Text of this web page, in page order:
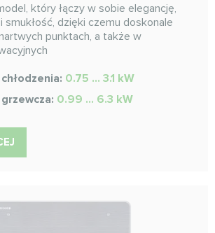
który łączy w sobie elegancję,
dzięki czemu doskonale
punktach, a także w
0.75 ... 3.1 kW
0.99 ... 6.3 kW